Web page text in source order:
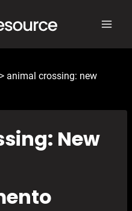
> animal crossing: new
New